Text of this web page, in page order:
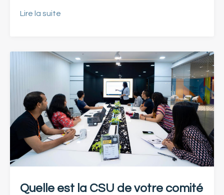
Lire la suite
Quelle est la CSU de votre comité